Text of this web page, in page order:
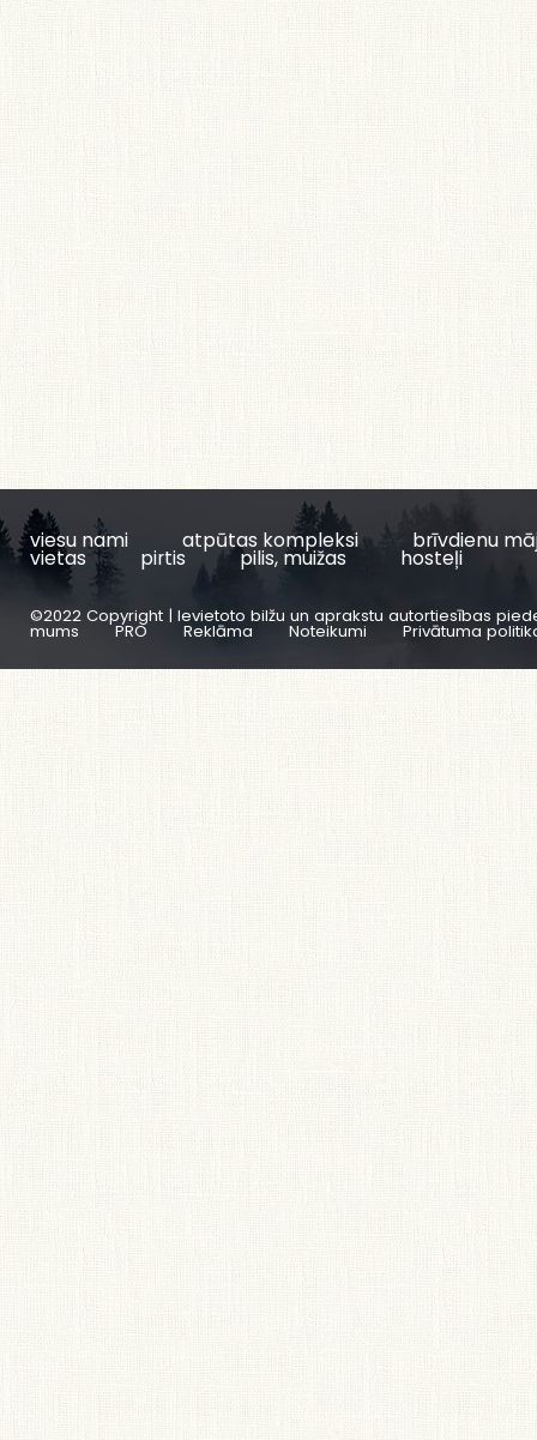
viesu nami atpūtas kompleksi brīvdienu
vietas pirtis pilis, muižas hosteļi
©2022 Copyright | Ievietoto bilžu un aprakstu autortiesības
mums PRO Reklāma Noteikumi Privātuma